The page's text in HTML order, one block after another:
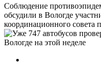
Соблюдение
обсудили в Вологде
координационного совета